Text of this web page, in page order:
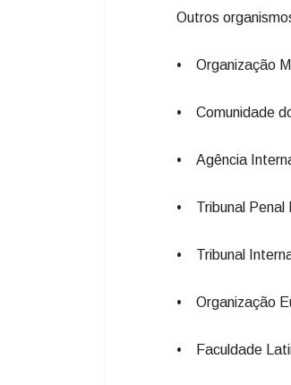
Outros
• Organização
• Comunidade
• Agência
• Tribunal Penal
• Tribunal
• Organização
• Faculdade